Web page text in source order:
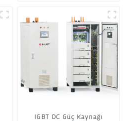
IGBT DC Güç Kaynağı